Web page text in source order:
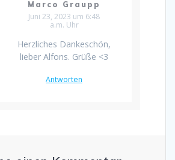
Marco Graupp
Juni 23, 2023 um 6:48
a.m. Uhr
Herzliches Dankeschön,
lieber Alfons. Grüße <3
Antworten